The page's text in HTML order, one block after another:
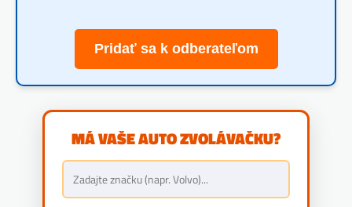
Pridať sa k odberateľom
MÁ VAŠE AUTO ZVOLÁVAČKU?